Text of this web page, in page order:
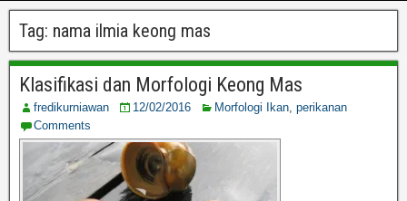
Tag: nama ilmia keong mas
Klasifikasi dan Morfologi Keong Mas
fredikurniawan 12/02/2016 Morfologi Ikan, perikanan
Comments